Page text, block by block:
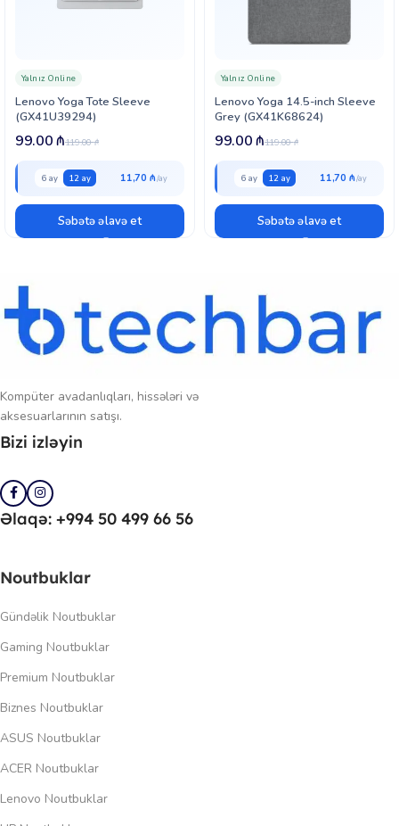
istifadə rahatlığı təmin olunur. Front pocket və əlavə bölmələr
quruluşu sayəsində həm ofis, həm də səfərlər üçün ideal seçimdir.
istifadəçiləri üçün praktik və etibarlı həll təqdim edir.
Lenovo Yoga Tote Sleeve
(GX41U39294)
Yalnız Online
119.00₼
99.00₼
6 ay 12 ay 11,70 ₼
Səbətə əlavə et
Lenovo Yoga 14.5-inch Sleeve
Grey (GX41K68624)
Yalnız Online
119.00₼
99.00₼
6 ay 12 ay 11,70 ₼
Səbətə əlavə et
Kompüter avadanlıqları, hissələri və
aksesuarlarının satışı.
Bizi izləyin
Əlaqə: +994 50 499 66 56
Noutbuklar
Gündəlik Noutbuklar
Gaming Noutbuklar
Premium Noutbuklar
Biznes Noutbuklar
ASUS Noutbuklar
ACER Noutbuklar
Lenovo Noutbuklar